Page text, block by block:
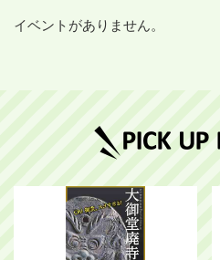
イベントがありません。